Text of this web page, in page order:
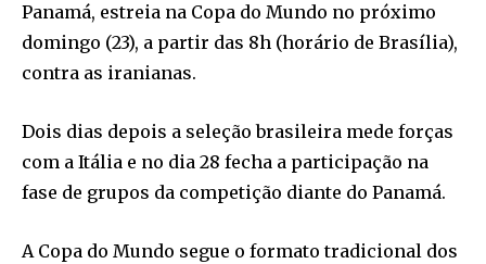
Panamá, estreia na Copa do Mundo no próximo
domingo (23), a partir das 8h (horário de Brasília),
contra as iranianas.
Dois dias depois a seleção brasileira mede forças
com a Itália e no dia 28 fecha a participação na
fase de grupos da competição diante do Panamá.
A Copa do Mundo segue o formato tradicional dos